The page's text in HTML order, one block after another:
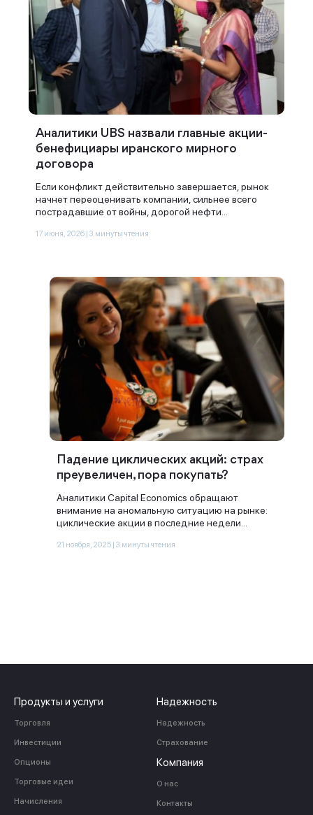
Аналитики UBS назвали главные акции-
бенефициары иранского мирного
договора
Если конфликт действительно завершается, рынок
начнет переоценивать компании, сильнее всего
пострадавшие от войны, дорогой нефти...
17 июня, 2026 | 3 минуты чтения
Падение циклических акций: страх
преувеличен, пора покупать?
Аналитики Capital Economics обращают
внимание на аномальную ситуацию на рынке:
циклические акции в последние недели...
21 ноября, 2025 | 3 минуты чтения
Спасибо за заявку
Продукты и услуги
Торговля
Инвестиции
Опционы
Торговые идеи
Начисления
Надежность
Надежность
Страхование
Компания
О нас
Контакты